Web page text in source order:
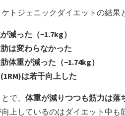
トジェニックダイエットの結
減った（−1.7kg）
は変わらなかった
体重が減った（−1.74kg）
は若干向上した
で、 体重が減りつつも筋力は落
上しているのはダイエット中